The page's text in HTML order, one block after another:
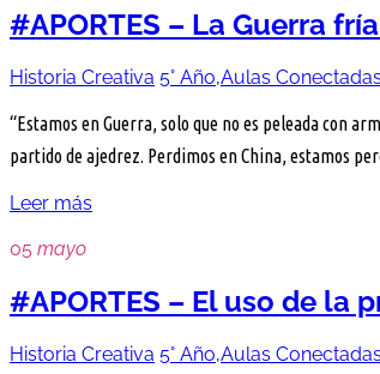
#APORTES – La Guerra
Historia Creativa 5° Año,Aulas Conectadas
“Estamos en Guerra, solo que no es peleada con
partido de ajedrez. Perdimos en China, estamos
Leer más
05 mayo
#APORTES – El uso de la
Historia Creativa 5° Año,Aulas Conectadas